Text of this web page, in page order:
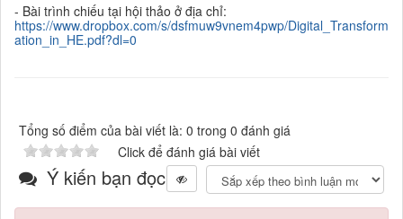
- Bài trình chiếu tại hội thảo ở địa chỉ:
https://www.dropbox.com/s/dsfmuw9vnem4pwp/Digital_Transform
ation_in_HE.pdf?dl=0
Tổng số điểm của bài viết là: 0 trong 0 đánh giá
Click để đánh giá bài viết
Ý kiến bạn đọc